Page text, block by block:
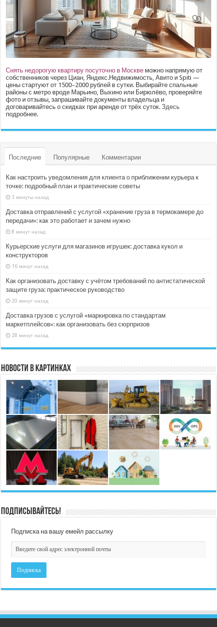
Снять недорогую квартиру посуточно в Москве можно напрямую от
собственников через Циан, Яндекс.Недвижимость, Авито и Spiti —
цены стартуют от 1500–2000 рублей в сутки. Выбирайте спальные
районы с метро вроде Марьино, Выхино или Бирюлёво, проверяйте
фото и отзывы, запрашивайте документы владельца и
договаривайтесь о скидках при аренде от трёх суток.Здесь
подробнее.
Последние Популярные Комментарии
Как настроить уведомления для клиента о приближении курьера к
точке: подробный план и практические советы
3 минуты назад
Доставка отправлений с услугой «хранение груза в термокамере до
передачи»: как это работает и зачем нужно
8 минут назад
Курьерские услуги для магазинов игрушек: доставка кукол и
конструкторов
16 минут назад
Как организовать доставку с учётом требований по антистатической
защите груза: практическое руководство
20 минут назад
Доставка грузов с услугой «маркировка по стандартам
маркетплейсов»: как организовать без сюрпризов
28 минут назад
Новости в картинках
Подписывайтесь!
Подписка на вашу емейл рассылку